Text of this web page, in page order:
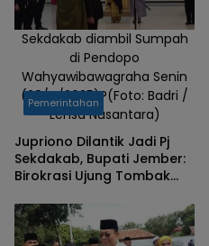
Sekdakab diambil Sumpah
di Pendopo
Wahyawibawagraha Senin
(28/4/2025)?(Foto: Badri /
Lensa Nusantara)
Pemerintahan
Jupriono Dilantik Jadi Pj
Sekdakab, Bupati Jember:
Birokrasi Ujung Tombak